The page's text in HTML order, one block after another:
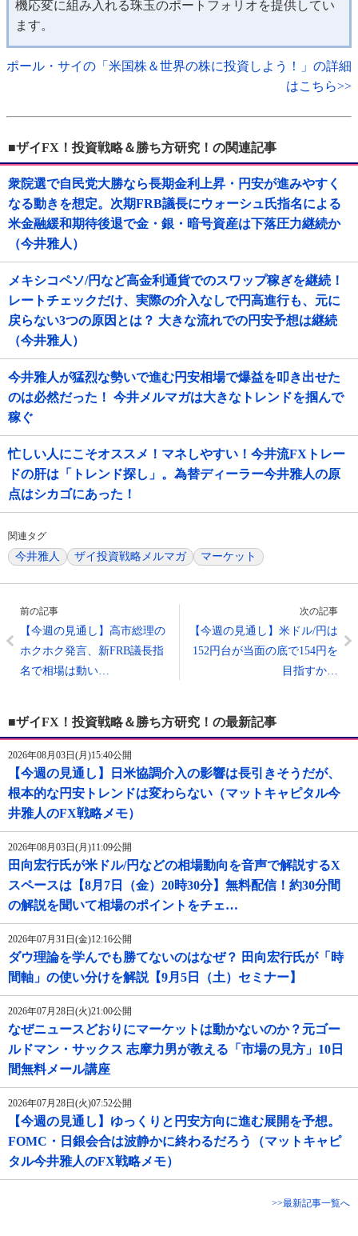
機応変に組み入れる珠玉のポートフォリオを提供してい
ます。
ポール・サイの「米国株＆世界の株に投資しよう！」の詳細
はこちら>>
■ザイFX！投資戦略＆勝ち方研究！の関連記事
衆院選で自民党大勝なら長期金利上昇・円安が進みやすく
なる動きを想定。次期FRB議長にウォーシュ氏指名による
米金融緩和期待後退で金・銀・暗号資産は下落圧力継続か
（今井雅人）
メキシコペソ/円など高金利通貨でのスワップ稼ぎを継続！
レートチェックだけ、実際の介入なしで円高進行も、元に
戻らない3つの原因とは？ 大きな流れでの円安予想は継続
（今井雅人）
今井雅人が猛烈な勢いで進む円安相場で爆益を叩き出せた
のは必然だった！ 今井メルマガは大きなトレンドを掴んで
稼ぐ
忙しい人にこそオススメ！マネしやすい！今井流FXトレー
ドの肝は「トレンド探し」。為替ディーラー今井雅人の原
点はシカゴにあった！
関連タグ
今井雅人 ザイ投資戦略メルマガ マーケット
前の記事
【今週の見通し】高市総理の
ホクホク発言、新FRB議長指
名で相場は動い…
次の記事
【今週の見通し】米ドル/円は
152円台が当面の底で154円を
目指すか…
■ザイFX！投資戦略＆勝ち方研究！の最新記事
2026年08月03日(月)15:40公開
【今週の見通し】日米協調介入の影響は長引きそうだが、
根本的な円安トレンドは変わらない（マットキャピタル今
井雅人のFX戦略メモ）
2026年08月03日(月)11:09公開
田向宏行氏が米ドル/円などの相場動向を音声で解説するX
スペースは【8月7日（金）20時30分】無料配信！約30分間
の解説を聞いて相場のポイントをチェ…
2026年07月31日(金)12:16公開
ダウ理論を学んでも勝てないのはなぜ？ 田向宏行氏が「時
間軸」の使い分けを解説【9月5日（土）セミナー】
2026年07月28日(火)21:00公開
なぜニュースどおりにマーケットは動かないのか？元ゴー
ルドマン・サックス 志摩力男が教える「市場の見方」10日
間無料メール講座
2026年07月28日(火)07:52公開
【今週の見通し】ゆっくりと円安方向に進む展開を予想。
FOMC・日銀会合は波静かに終わるだろう（マットキャピ
タル今井雅人のFX戦略メモ）
>>最新記事一覧へ